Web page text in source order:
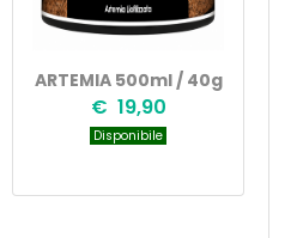
ARTEMIA 500ml / 40g
€ 19,90
Disponibile